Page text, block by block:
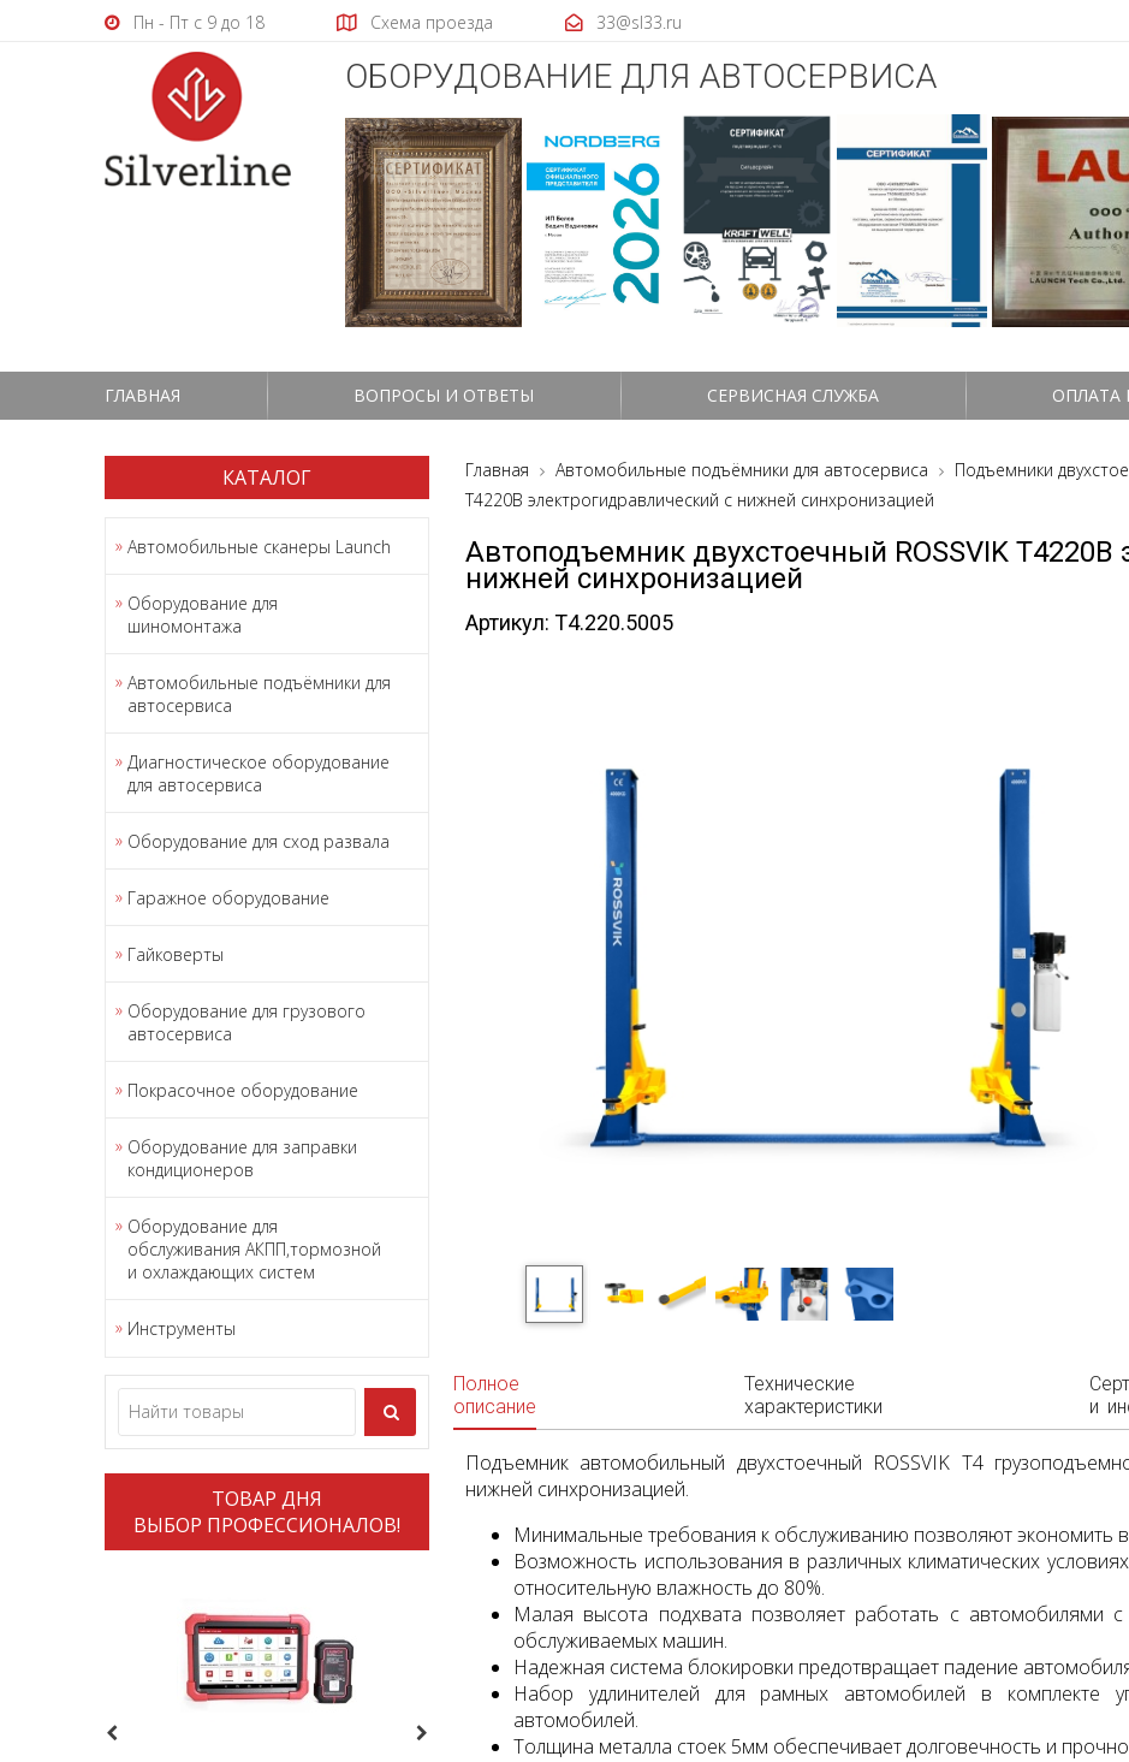
Пн - Пт с 9 до 18 Схема проезда 33@sl33.ru
ОБОРУДОВАНИЕ ДЛЯ АВТОСЕРВИСА
ГЛАВНАЯ ВОПРОСЫ И ОТВЕТЫ СЕРВИСНАЯ СЛУЖБА ОПЛАТА
КАТАЛОГ
Автомобильные сканеры Launch
Оборудование для
шиномонтажа
Автомобильные подъёмники для
автосервиса
Диагностическое оборудование
для автосервиса
Оборудование для сход развала
Гаражное оборудование
Гайковерты
Оборудование для грузового
автосервиса
Покрасочное оборудование
Оборудование для заправки
кондиционеров
Оборудование для
обслуживания АКПП,тормозной
и охлаждающих систем
Инструменты
ТОВАР ДНЯ
ВЫБОР ПРОФЕССИОНАЛОВ!
Previous Next
Главная Автомобильные подъёмники для автосервиса Подъемники
T4220В электрогидравлический с нижней синхронизацией
Автоподъемник двухстоечный ROSSVIK T4220В
нижней синхронизацией
Артикул:T4.220.5005
Полное
описание
Технические
характеристики
и
Подъемник автомобильный двухстоечный ROSSVIK T4
нижней синхронизацией.
Минимальные требования к обслуживанию позволяют экономить
Возможность использования в различных климатических
относительную влажность до 80%.
Малая высота подхвата позволяет работать с автомобилями
обслуживаемых машин.
Надежная система блокировки предотвращает падение
Набор удлинителей для рамных автомобилей в комплекте
автомобилей.
Толщина металла стоек 5мм обеспечивает долговечность и